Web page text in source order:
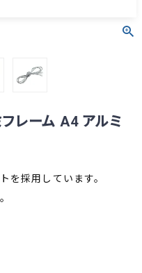
レーム A4 アルミ
を採用しています。